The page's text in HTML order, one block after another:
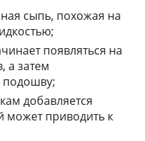
сыпь, похожая на
появляться на
а затем
подошву;
добавляется
может приводить к